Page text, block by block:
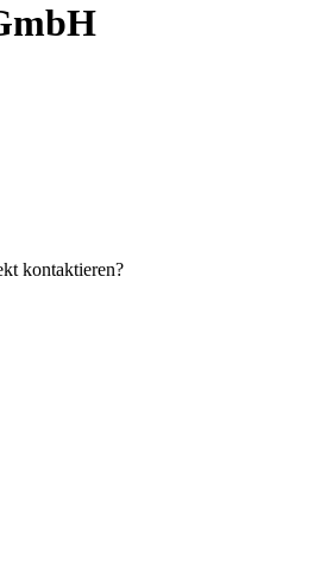
kontaktieren?